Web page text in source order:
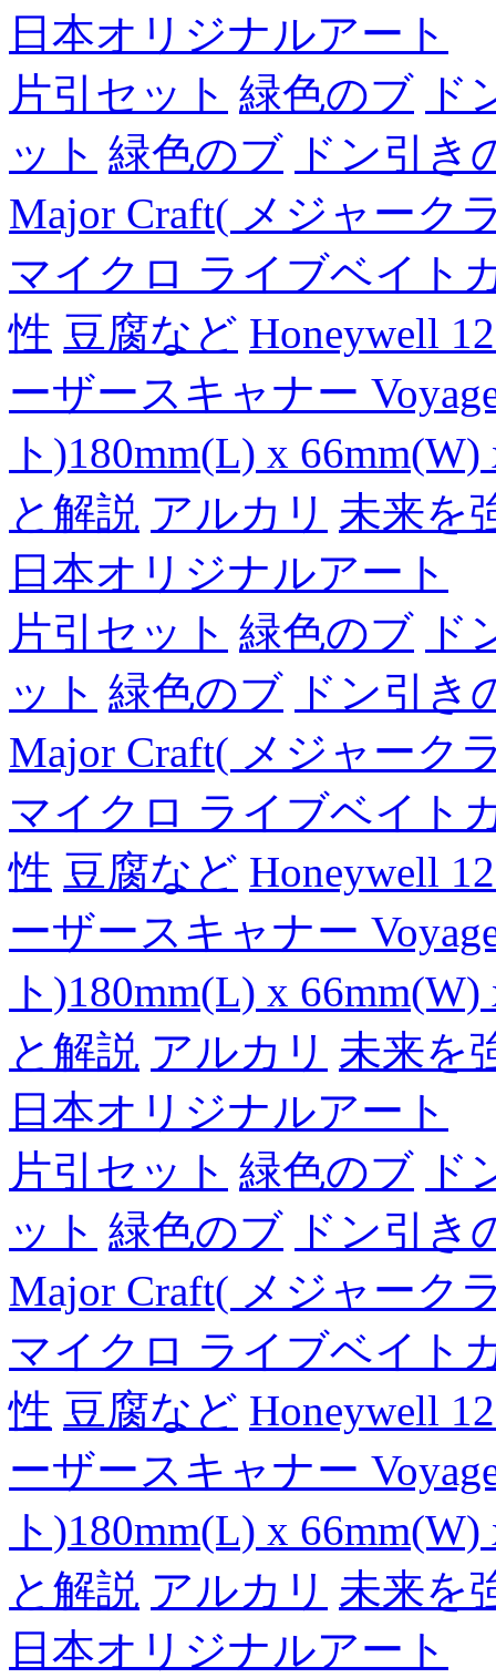
日本オリジナルアート
片引セット 緑色のブ ド
ット 緑色のブ ドン引き
Major Craft( メジャーク
マイクロ ライブベイト
性 豆腐など Honeywell
ーザースキャナー
ト)180mm(L) x
と解説 アルカリ 未来を
日本オリジナルアート
片引セット 緑色のブ ド
ット 緑色のブ ドン引き
Major Craft( メジャーク
マイクロ ライブベイト
性 豆腐など Honeywell
ーザースキャナー
ト)180mm(L) x
と解説 アルカリ 未来を
日本オリジナルアート
片引セット 緑色のブ ド
ット 緑色のブ ドン引き
Major Craft( メジャーク
マイクロ ライブベイト
性 豆腐など Honeywell
ーザースキャナー
ト)180mm(L) x
と解説 アルカリ 未来を
日本オリジナルアート